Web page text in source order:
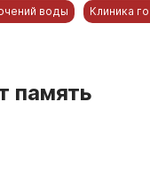
воды Клиника
память